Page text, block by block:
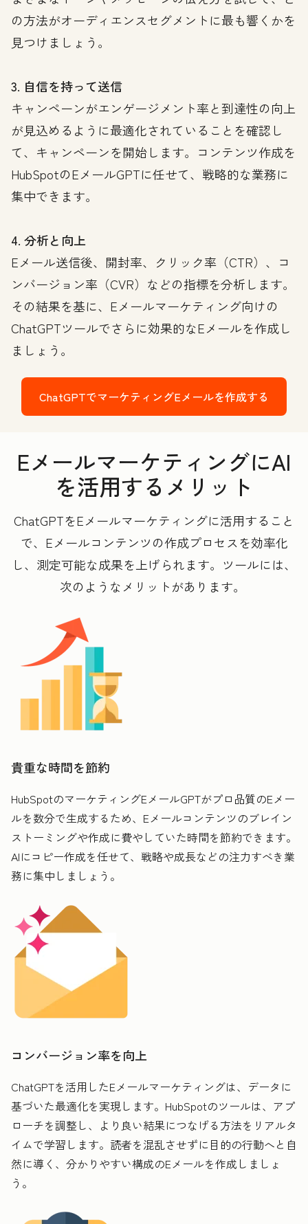
の方法がオーディエンスセグメントに最も響くかを
見つけましょう。
3. 自信を持って送信
キャンペーンがエンゲージメント率と到達性の向上
が見込めるように最適化されていることを確認し
て、キャンペーンを開始します。コンテンツ作成を
HubSpotのEメールGPTに任せて、戦略的な業務に
集中できます。
4. 分析と向上
Eメール送信後、開封率、クリック率（CTR）、コ
ンバージョン率（CVR）などの指標を分析します。
その結果を基に、Eメールマーケティング向けの
ChatGPTツールでさらに効果的なEメールを作成し
ましょう。
ChatGPTでマーケティングEメールを作成する
EメールマーケティングにAI
を活用するメリット
ChatGPTをEメールマーケティングに活用すること
で、Eメールコンテンツの作成プロセスを効率化
し、測定可能な成果を上げられます。ツールには、
次のようなメリットがあります。
貴重な時間を節約
HubSpotのマーケティングEメールGPTがプロ品質のEメー
ルを数分で生成するため、Eメールコンテンツのブレイン
ストーミングや作成に費やしていた時間を節約できます。
AIにコピー作成を任せて、戦略や成長などの注力すべき業
務に集中しましょう。
コンバージョン率を向上
ChatGPTを活用したEメールマーケティングは、データに
基づいた最適化を実現します。HubSpotのツールは、アプ
ローチを調整し、より良い結果につなげる方法をリアルタ
イムで学習します。読者を混乱させずに目的の行動へと自
然に導く、分かりやすい構成のEメールを作成しましょ
う。